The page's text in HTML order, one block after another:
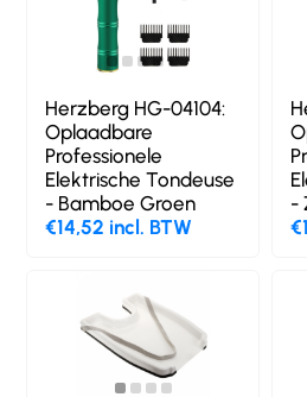
Herzberg HG-04104:
Oplaadbare
Professionele
Elektrische Tondeuse
- Bamboe Groen
€14,52 incl. BTW
-